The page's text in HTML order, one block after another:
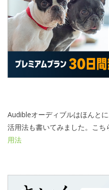
Audibleオーディブルはほんと
活用法も書いてみました。こ
用法